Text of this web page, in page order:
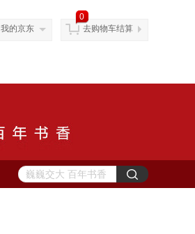
我的京东
0
去购物车结算